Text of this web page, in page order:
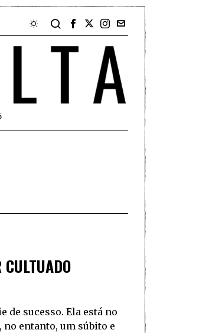
de sucesso. Ela está no
entanto, um súbito e